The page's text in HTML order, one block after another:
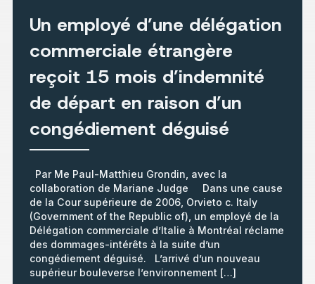
Un employé d’une délégation
commerciale étrangère
reçoit 15 mois d’indemnité
de départ en raison d’un
congédiement déguisé
Par Me Paul-Matthieu Grondin, avec la
collaboration de Mariane Judge Dans une cause
de la Cour supérieure de 2006, Orvieto c. Italy
(Government of the Republic of), un employé de la
Délégation commerciale d’Italie à Montréal réclame
des dommages-intérêts à la suite d’un
congédiement déguisé. L’arrivé d’un nouveau
supérieur bouleverse l’environnement […]